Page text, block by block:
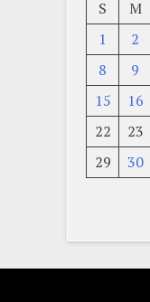
S
M
1
2
8
9
15
16
22
23
29
30